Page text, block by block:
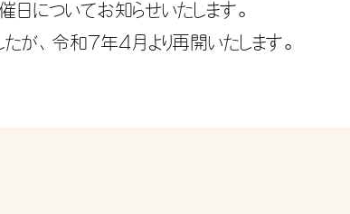
についてお知らせいたします。
が、令和7年4月より再開いたします。